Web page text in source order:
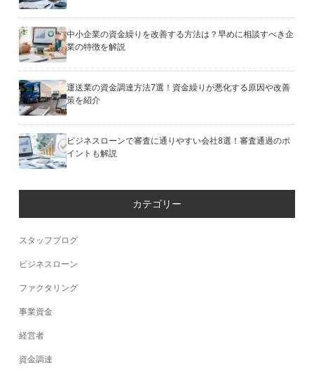
中小企業の資金繰りを改善する方法は？早めに相談すべき企
業の特徴を解説
運送業の資金調達方法7選！資金繰りが悪化する原因や改善
策を紹介
ビジネスローンで審査に通りやすい会社8選！審査通過のポ
イントも解説
カテゴリー
スタッフブログ
ビジネスローン
ファクタリング
事業資金
経営者
資金調達